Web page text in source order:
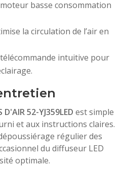
basse consommation
la circulation de l’air en
intuitive pour
D'AIR 52-YJ359LED est simple
et aux instructions claires.
régulier des
du diffuseur LED
optimale.